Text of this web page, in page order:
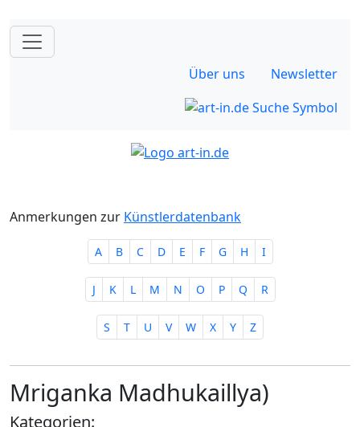
Über uns Newsletter
Anmerkungen zur Künstlerdatenbank
A B C D E F G H I
J K L M N O P Q R
S T U V W X Y Z
Mriganka Madhukaillya)
Kategorien: